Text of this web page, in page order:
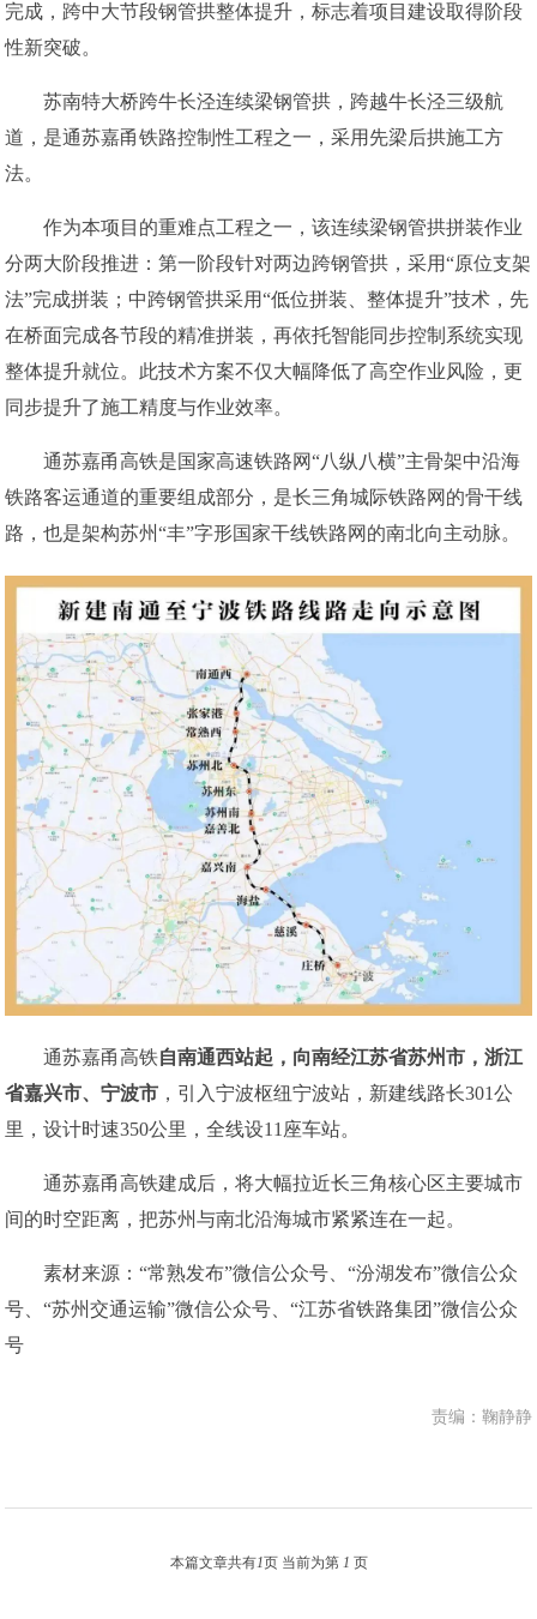
完成，跨中大节段钢管拱整体提升，标志着项目建设取得阶段
性新突破。
苏南特大桥跨牛长泾连续梁钢管拱，跨越牛长泾三级航
道，是通苏嘉甬铁路控制性工程之一，采用先梁后拱施工方
法。
作为本项目的重难点工程之一，该连续梁钢管拱拼装作业
分两大阶段推进：第一阶段针对两边跨钢管拱，采用“原位支架
法”完成拼装；中跨钢管拱采用“低位拼装、整体提升”技术，先
在桥面完成各节段的精准拼装，再依托智能同步控制系统实现
整体提升就位。此技术方案不仅大幅降低了高空作业风险，更
同步提升了施工精度与作业效率。
通苏嘉甬高铁是国家高速铁路网“八纵八横”主骨架中沿海
铁路客运通道的重要组成部分，是长三角城际铁路网的骨干线
路，也是架构苏州“丰”字形国家干线铁路网的南北向主动脉。
通苏嘉甬高铁自南通西站起，向南经江苏省苏州市，浙江
省嘉兴市、宁波市 ，引入宁波枢纽宁波站，新建线路长301公
里，设计时速350公里，全线设11座车站。
通苏嘉甬高铁建成后，将大幅拉近长三角核心区主要城市
间的时空距离，把苏州与南北沿海城市紧紧连在一起。
素材来源：“常熟发布”微信公众号、“汾湖发布”微信公众
号、“苏州交通运输”微信公众号、“江苏省铁路集团”微信公众
号
责编：鞠静静
本篇文章共有1页 当前为第 1 页